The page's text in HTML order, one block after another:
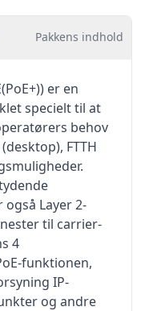
Pakkens indhold
er en
specielt til at
behov
FTTH
Layer 2-
til carrier-
4
funktionen,
IP-
og andre